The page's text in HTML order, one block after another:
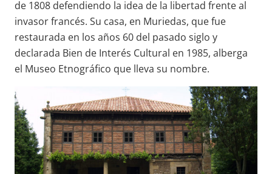
de 1808 defendiendo la idea de la libertad frente al
invasor francés. Su casa, en Muriedas, que fue
restaurada en los años 60 del pasado siglo y
declarada Bien de Interés Cultural en 1985, alberga
el Museo Etnográfico que lleva su nombre.